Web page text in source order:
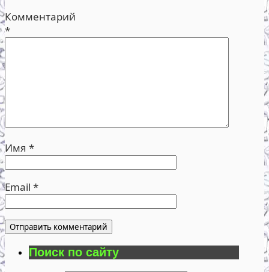
Комментарий
*
Имя *
Email *
Поиск по сайту